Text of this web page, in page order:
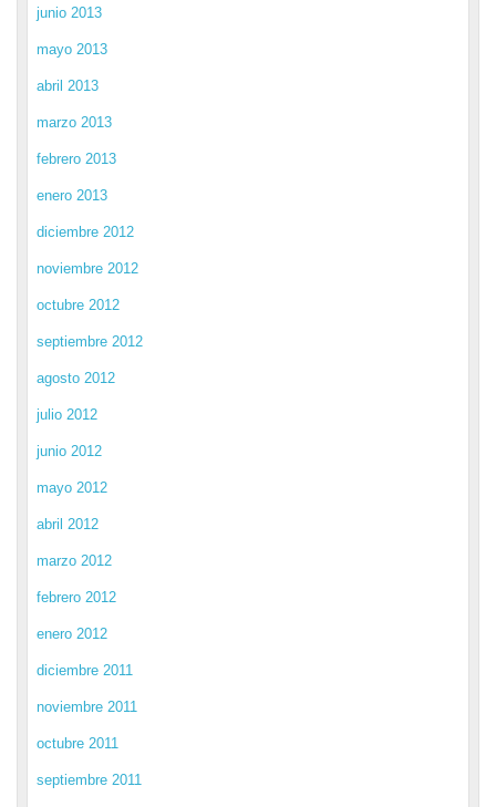
junio 2013
mayo 2013
abril 2013
marzo 2013
febrero 2013
enero 2013
diciembre 2012
noviembre 2012
octubre 2012
septiembre 2012
agosto 2012
julio 2012
junio 2012
mayo 2012
abril 2012
marzo 2012
febrero 2012
enero 2012
diciembre 2011
noviembre 2011
octubre 2011
septiembre 2011